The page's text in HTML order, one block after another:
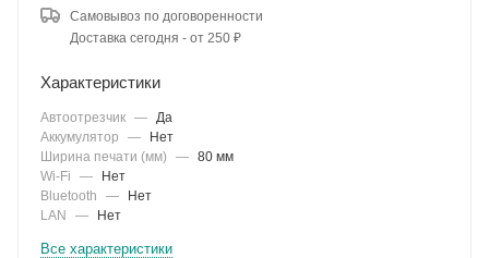
Самовывоз по договоренности
Доставка сегодня - от 250 ₽
Характеристики
Автоотрезчик — Да
Аккумулятор
—
Нет
Ширина печати (мм)
— 80 мм
Wi-Fi
—
Нет
Bluetooth
—
Нет
LAN
— Нет
Все характеристики